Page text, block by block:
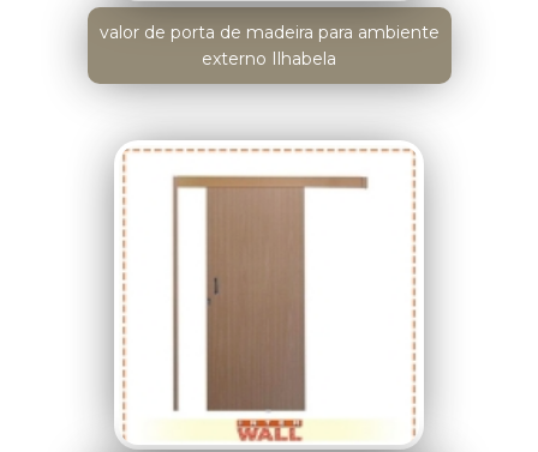
valor de porta de madeira para ambiente
externo Ilhabela